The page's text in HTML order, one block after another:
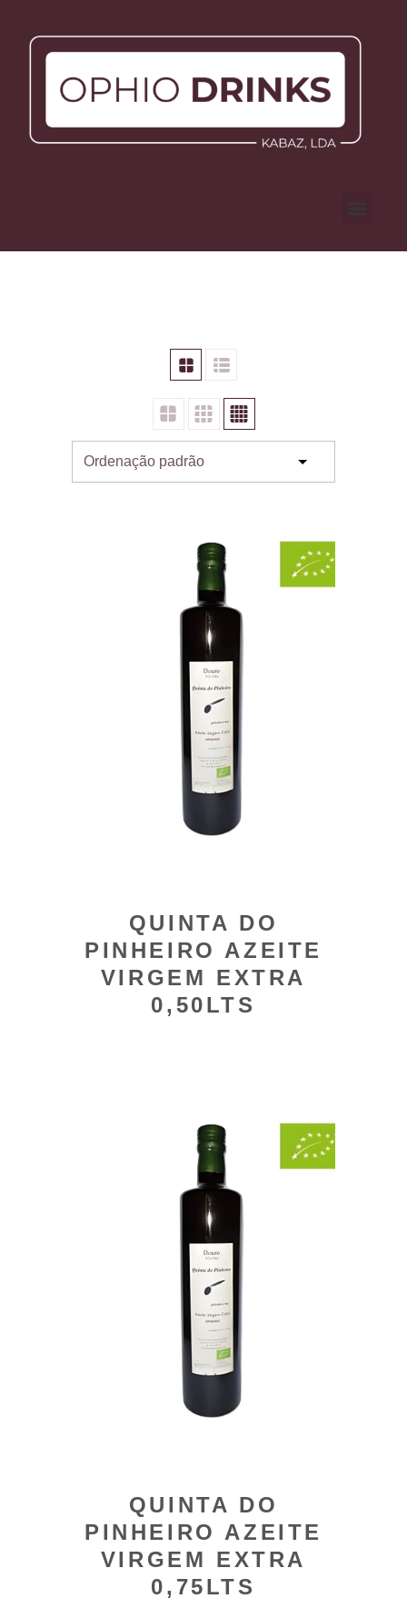
QUINTA DO
PINHEIRO AZEITE
VIRGEM EXTRA
0,50LTS
QUINTA DO
PINHEIRO AZEITE
VIRGEM EXTRA
0,75LTS